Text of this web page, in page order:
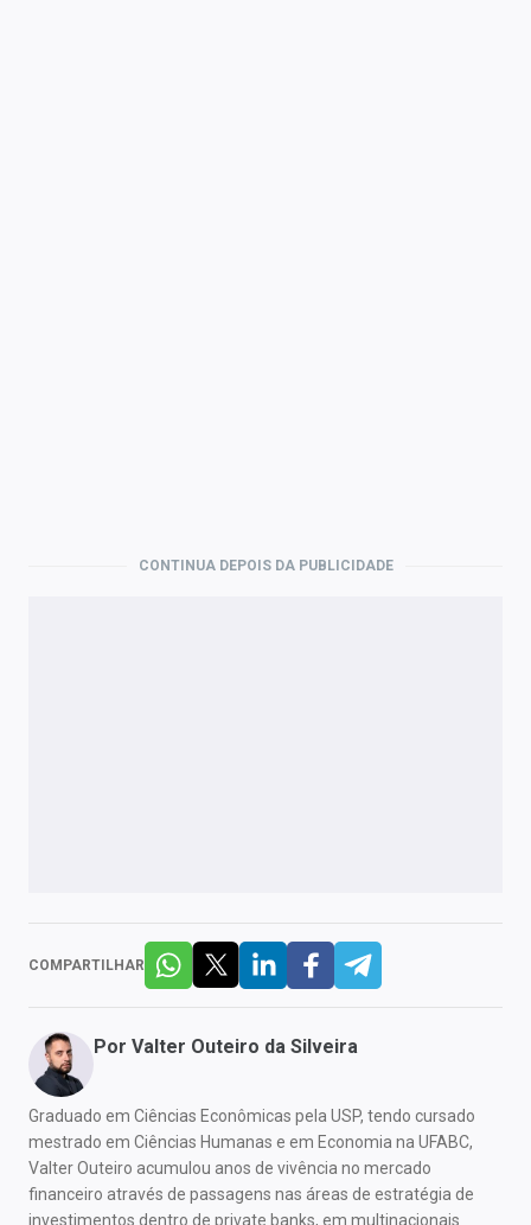
CONTINUA DEPOIS DA PUBLICIDADE
COMPARTILHAR
Por Valter Outeiro da Silveira
Graduado em Ciências Econômicas pela USP, tendo cursado
mestrado em Ciências Humanas e em Economia na UFABC,
Valter Outeiro acumulou anos de vivência no mercado
financeiro através de passagens nas áreas de estratégia de
investimentos dentro de private banks, em multinacionais